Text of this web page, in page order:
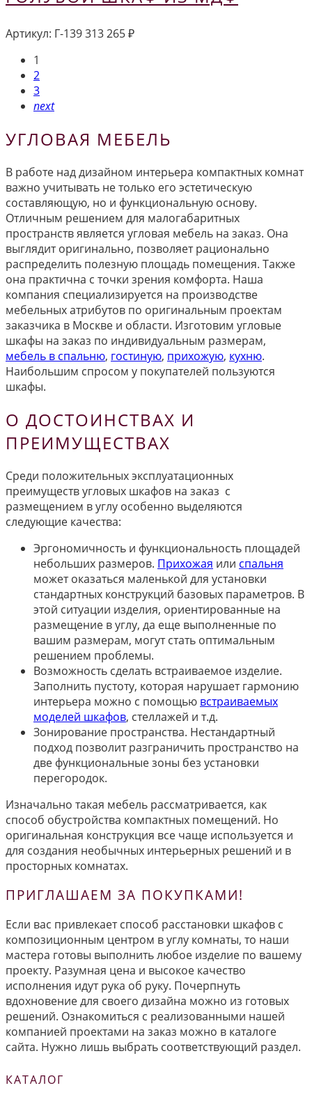
Артикул: Г-139313 265₽
1
2
3
next
УГЛОВАЯ МЕБЕЛЬ
В работе над дизайном интерьера компактных комнат
важно учитывать не только его эстетическую
составляющую, но и функциональную основу.
Отличным решением для малогабаритных
пространств является угловая мебель на заказ. Она
выглядит оригинально, позволяет рационально
распределить полезную площадь помещения. Также
она практична с точки зрения комфорта. Наша
компания специализируется на производстве
мебельных атрибутов по оригинальным проектам
заказчика в Москве и области. Изготовим угловые
шкафы на заказ по индивидуальным размерам,
мебель в спальню, гостиную, прихожую, кухню.
Наибольшим спросом у покупателей пользуются
шкафы.
О ДОСТОИНСТВАХ И
ПРЕИМУЩЕСТВАХ
Среди положительных эксплуатационных
преимуществ угловых шкафов на заказ с
размещением в углу особенно выделяются
следующие качества:
Эргономичность и функциональность площадей
небольших размеров. Прихожая или спальня
может оказаться маленькой для установки
стандартных конструкций базовых параметров. В
этой ситуации изделия, ориентированные на
размещение в углу, да еще выполненные по
вашим размерам, могут стать оптимальным
решением проблемы.
Возможность сделать встраиваемое изделие.
Заполнить пустоту, которая нарушает гармонию
интерьера можно с помощью встраиваемых
моделей шкафов, стеллажей и т.д.
Зонирование пространства. Нестандартный
подход позволит разграничить пространство на
две функциональные зоны без установки
перегородок.
Изначально такая мебель рассматривается, как
способ обустройства компактных помещений. Но
оригинальная конструкция все чаще используется и
для создания необычных интерьерных решений и в
просторных комнатах.
ПРИГЛАШАЕМ ЗА ПОКУПКАМИ!
Если вас привлекает способ расстановки шкафов с
композиционным центром в углу комнаты, то наши
мастера готовы выполнить любое изделие по вашему
проекту. Разумная цена и высокое качество
исполнения идут рука об руку. Почерпнуть
вдохновение для своего дизайна можно из готовых
решений. Ознакомиться с реализованными нашей
компанией проектами на заказ можно в каталоге
сайта. Нужно лишь выбрать соответствующий раздел.
КАТАЛОГ